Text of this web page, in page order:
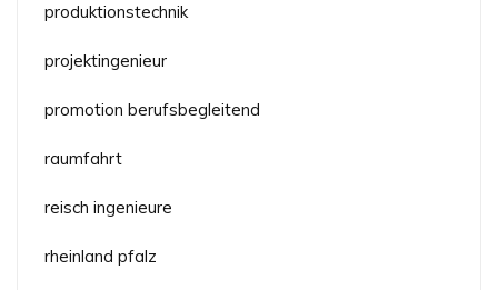
produktionstechnik
projektingenieur
promotion berufsbegleitend
raumfahrt
reisch ingenieure
rheinland pfalz